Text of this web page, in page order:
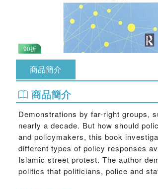
90折
商品簡介
商品簡介
Demonstrations by far-right groups,
nearly a decade. But how should
and policymakers, this book
different types of policy responses
Islamic street protest. The author
politics that politicians, police and